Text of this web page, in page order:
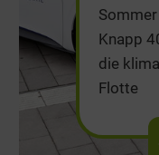
Knapp
die
Flotte